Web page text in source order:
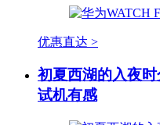
优惠直达 >
初夏西湖的入夜
试机有感